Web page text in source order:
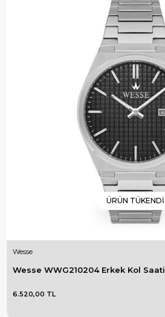
ÜRÜN TÜKENDI
Wesse
Wesse WWG210204 Erkek Kol Saati
6.520,00 TL